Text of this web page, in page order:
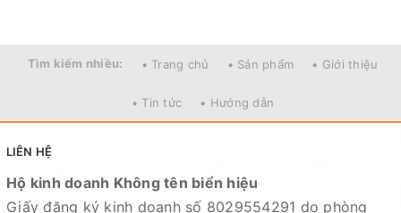
Tìm kiếm nhiều: • Trang chủ • Sản phẩm • Giới thiệu
• Tin tức • Hướng dẫn
LIÊN HỆ
Hộ kinh doanh Không tên biển hiệu
Giấy đăng ký kinh doanh số 8029554291 do phòng